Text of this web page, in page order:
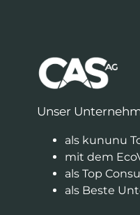
Unser
als kununu
mit dem
als Top
als Beste